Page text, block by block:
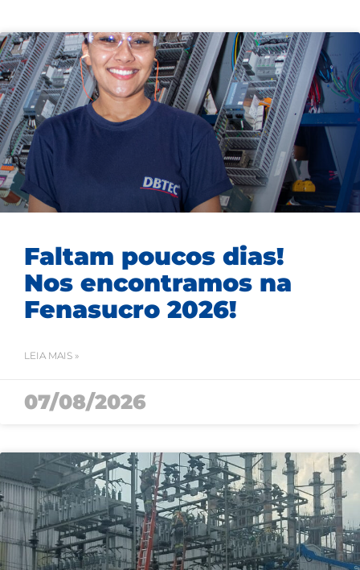
Faltam poucos dias!
Nos encontramos na
Fenasucro 2026!
LEIA MAIS »
07/08/2026